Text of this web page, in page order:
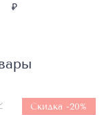
₽
Нет в
наличииСкидка -20%